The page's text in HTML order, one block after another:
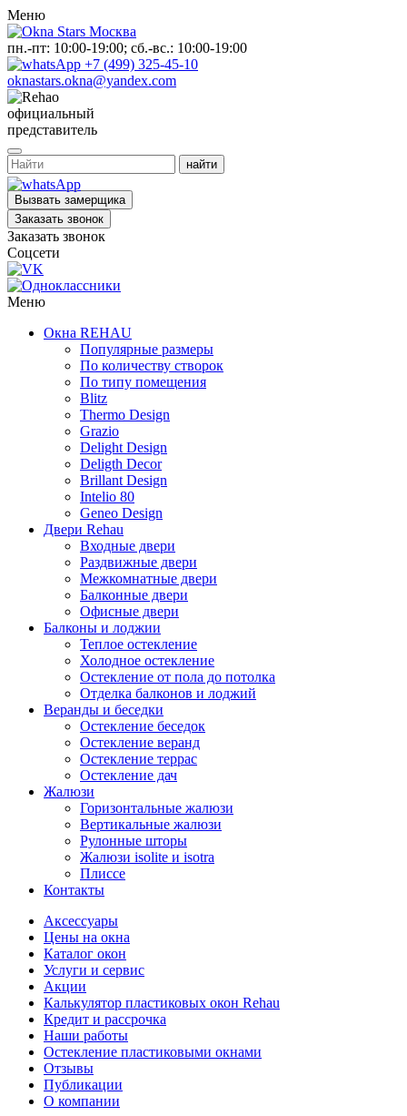
Меню
пн.-пт: 10:00-19:00; сб.-вс.: 10:00-19:00
+7 (499) 325-45-10
oknastars.okna@yandex.com
официальный
представитель
Вызвать замерщика
Заказать звонок
Заказать звонок
Соцсети
Меню
Окна REHAU
Популярные размеры
По количеству створок
По типу помещения
Blitz
Thermo Design
Grazio
Delight Design
Deligth Decor
Brillant Design
Intelio 80
Geneo Design
Двери Rehau
Входные двери
Раздвижные двери
Межкомнатные двери
Балконные двери
Офисные двери
Балконы и лоджии
Теплое остекление
Холодное остекление
Остекление от пола до потолка
Отделка балконов и лоджий
Веранды и беседки
Остекление беседок
Остекление веранд
Остекление террас
Остекление дач
Жалюзи
Горизонтальные жалюзи
Вертикальные жалюзи
Рулонные шторы
Жалюзи isolite и isotra
Плиссе
Контакты
Аксессуары
Цены на окна
Каталог окон
Услуги и сервис
Акции
Калькулятор пластиковых окон Rehau
Кредит и рассрочка
Наши работы
Остекление пластиковыми окнами
Отзывы
Публикации
О компании